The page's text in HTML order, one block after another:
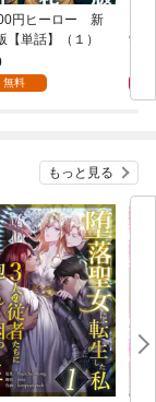
円ヒーロー 新
【単話】（１）
無料
9.5
もっと見る